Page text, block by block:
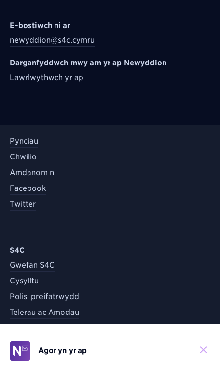
E-bostiwch ni ar
newyddion@s4c.cymru
Darganfyddwch mwy am yr ap Newyddion
Lawrlwythwch yr ap
Pynciau
Chwilio
Amdanom ni
Facebook
Twitter
S4C
Gwefan S4C
Cysylltu
Polisi preifatrwydd
Telerau ac Amodau
Yn ôl i'r brig
Agor yn yr ap